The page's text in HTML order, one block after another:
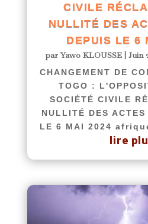
CIVILE
NULLITÉ DES
DEPUIS LE 6
parYawo KLOUSSE |Juin
CHANGEMENT DE
TOGO :
SOCIÉTÉ CIVILE
NULLITÉ DES ACTES
LE 6 MAI 2024
lire